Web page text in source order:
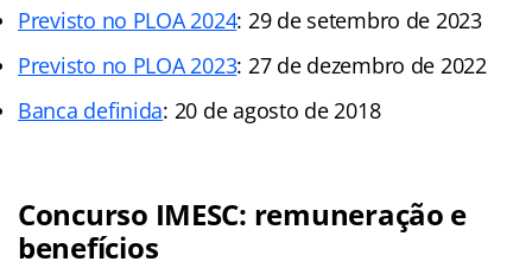
Previsto no PLOA 2024: 29 de setembro de 2023
Previsto no PLOA 2023: 27 de dezembro de 2022
Banca definida: 20 de agosto de 2018
Concurso IMESC: remuneração e
benefícios